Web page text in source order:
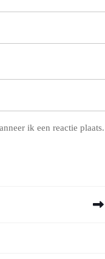
ik een reactie plaats.